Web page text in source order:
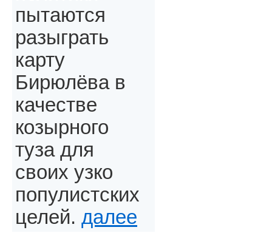
пытаются
разыграть
карту
Бирюлёва в
качестве
козырного
туза для
своих узко
популистских
целей. далее